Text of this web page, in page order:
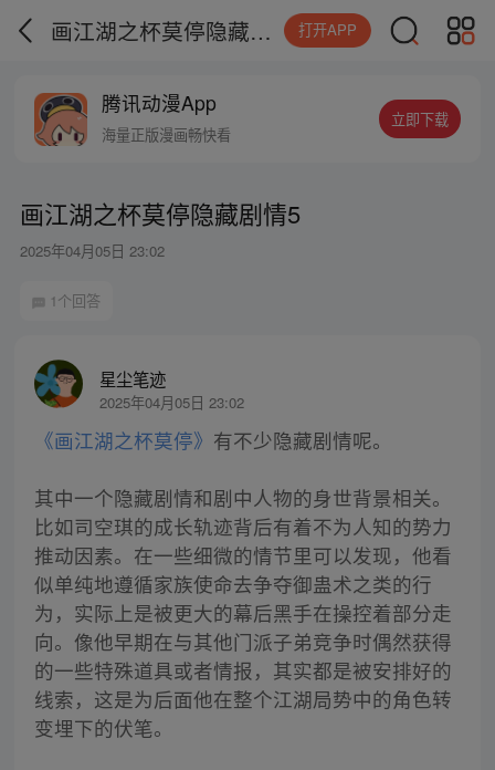
画江湖之杯莫停隐藏剧情5 打开APP
腾讯动漫App
海量正版漫画畅快看
立即下载
画江湖之杯莫停隐藏剧情5
2025年04月05日 23:02
1个回答
星尘笔迹
2025年04月05日 23:02
《画江湖之杯莫停》 有不少隐藏剧情呢。
其中一个隐藏剧情和剧中人物的身世背景相关。
比如司空琪的成长轨迹背后有着不为人知的势力
推动因素。在一些细微的情节里可以发现，他看
似单纯地遵循家族使命去争夺御蛊术之类的行
为，实际上是被更大的幕后黑手在操控着部分走
向。像他早期在与其他门派子弟竞争时偶然获得
的一些特殊道具或者情报，其实都是被安排好的
线索，这是为后面他在整个江湖局势中的角色转
变埋下的伏笔。